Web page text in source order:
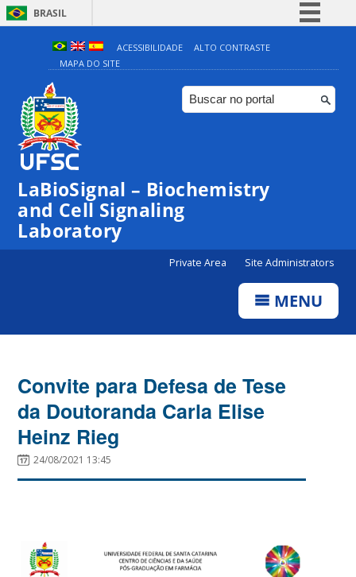
BRASIL
Simplifique!
Comunica BR
Participe
ACESSIBILIDADE
ALTO CONTRASTE
MAPA DO SITE
LaBioSignal – Biochemistry
and Cell Signaling
Laboratory
Private Area Site Administrators
MENU
Convite para Defesa de Tese
da Doutoranda Carla Elise
Heinz Rieg
24/08/2021 13:45